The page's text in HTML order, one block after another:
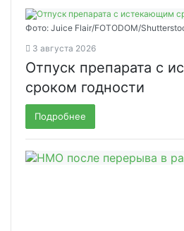
Фото: Juice Flair/FOTODOM/
3 августа 2026
Отпуск препарата с
сроком годности
Подробнее